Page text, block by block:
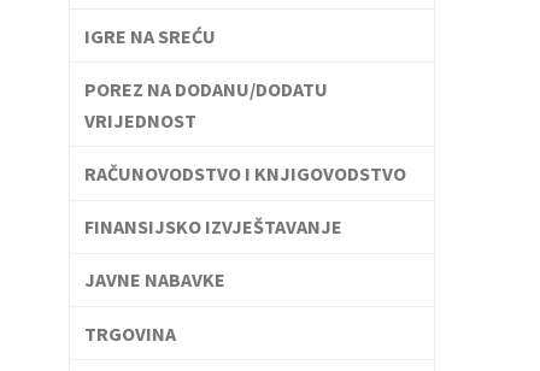
IGRE NA SREĆU
POREZ NA DODANU/DODATU
VRIJEDNOST
RAČUNOVODSTVO I KNJIGOVODSTVO
FINANSIJSKO IZVJEŠTAVANJE
JAVNE NABAVKE
TRGOVINA